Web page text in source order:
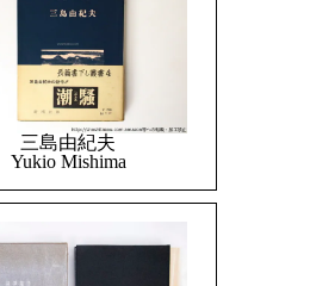
三島由紀夫
Yukio Mishima